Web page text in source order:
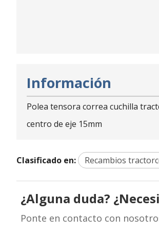
Información
Polea tensora correa cuchilla
centro de eje 15mm
Clasificado en: Recambios
¿Alguna duda?
Ponte en contacto con